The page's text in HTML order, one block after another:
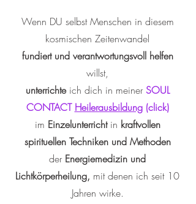
Wenn DU selbst Menschen in diesem
kosmischen Zeitenwandel
fundiert und verantwortungsvoll helfen
willst,
unterrichte ich dich in meinerSOUL
CONTACT Heilerausbildung(click)
im Einzelunterricht in kraftvollen
spirituellen Techniken und Methoden
der Energiemedizin und
Lichtkörperheilung, mit denen ich seit 10
Jahren wirke.